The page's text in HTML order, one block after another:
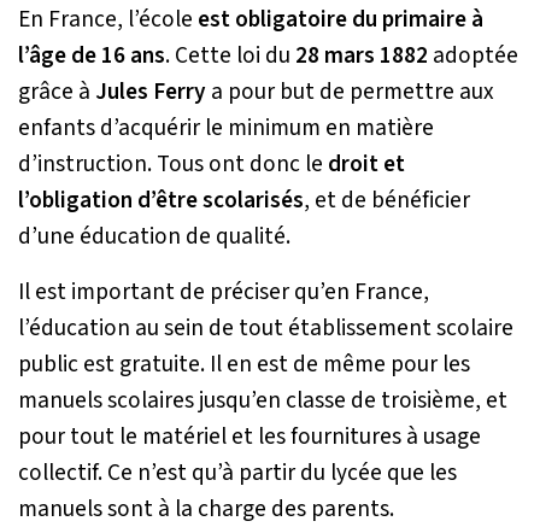
En France, l’école est obligatoire du primaire à
l’âge de 16 ans. Cette loi du 28 mars 1882 adoptée
grâce à Jules Ferrya pour but de permettre aux
enfants d’acquérir le minimum en matière
d’instruction. Tous ont donc le droit et
l’obligation d’être scolarisés, et de bénéficier
d’une éducation de qualité.
Il est important de préciser qu’en France,
l’éducation au sein de tout établissement scolaire
public est gratuite. Il en est de même pour les
manuels scolaires jusqu’en classe de troisième, et
pour tout le matériel et les fournitures à usage
collectif. Ce n’est qu’à partir du lycée que les
manuels sont à la charge des parents.